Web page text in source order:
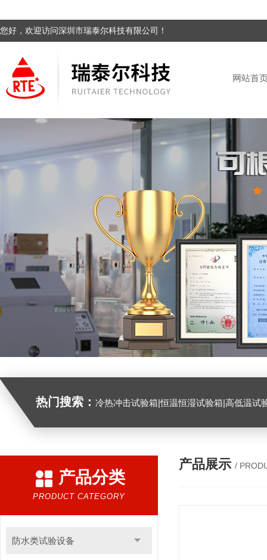
您好，欢迎访问深圳市瑞泰尔科技有限公司！
网站首
热门搜索： 冷热冲击试验箱|恒温恒湿试验箱|高低温试验箱|高低温交变试验箱|盐雾机|紫外线试验机|淋雨试验箱|臭氧试验箱|振动试
产品分类
PRODUCT CATEGORY
防水类试验设备
产品展示 /